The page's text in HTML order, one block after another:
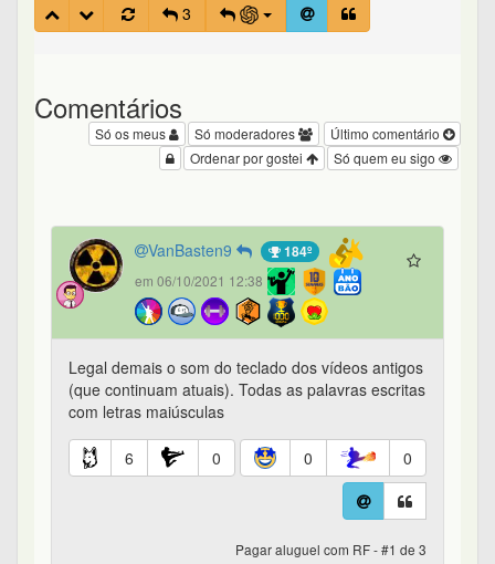
3
Comentários
Último comentário
Só moderadores
Só os meus
Só quem eu sigo
Ordenar por gostei
VanBasten9 184º
em 06/10/2021 12:38
Legal demais o som do teclado dos vídeos antigos
(que continuam atuais). Todas as palavras escritas
com letras maiúsculas
6 0 0 0
Pagar aluguel com RF - #1 de 3